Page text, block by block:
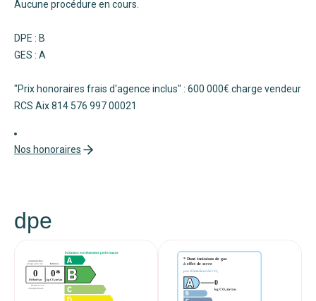
Aucune procédure en cours.
DPE : B
GES : A
"Prix honoraires frais d'agence inclus" : 600 000€ charge vendeur
RCS Aix 814 576 997 00021
Nos honoraires
dpe